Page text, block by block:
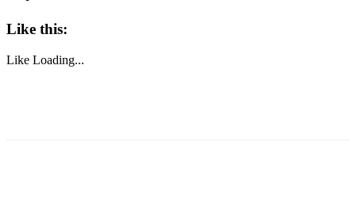
Like this:
Like Loading...